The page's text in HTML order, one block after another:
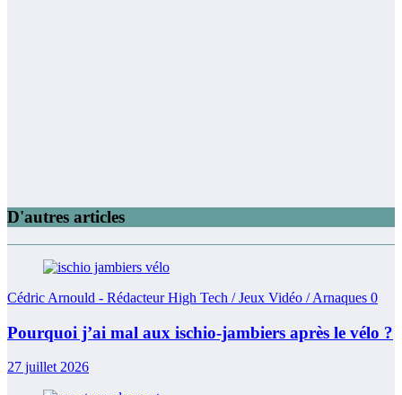
D'autres articles
Cédric Arnould - Rédacteur High Tech / Jeux Vidéo / Arnaques 0
Pourquoi j’ai mal aux ischio-jambiers après le vélo ?
27 juillet 2026